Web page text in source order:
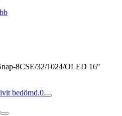
8CSE/32/1024/OLED 16"
bedömd.0